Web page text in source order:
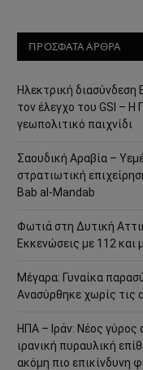
ΠΡΟΣΦΑΤΑ ΑΡΘΡΑ
Ηλεκτρική
τον έλεγχο του GSI – Η
γεωπολιτικό παιχνίδι
Σαουδική Αραβία –
στρατιωτική
Bab al-Mandab
Φωτιά στη Δυτική
Εκκενώσεις με 112 και
Μέγαρα: Γυναίκα
Ανασύρθηκε χωρίς τις
ΗΠΑ – Ιράν: Νέος
ιρανική πυραυλική
ακόμη πιο επικίνδυνη